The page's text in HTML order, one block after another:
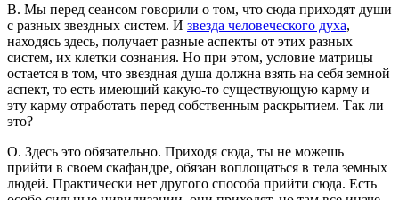
В. Мы перед сеансом говорили о том, что сюда приходят души
с разных звездных систем. И звезда человеческого духа,
находясь здесь, получает разные аспекты от этих разных
систем, их клетки сознания. Но при этом, условие матрицы
остается в том, что звездная душа должна взять на себя земной
аспект, то есть имеющий какую-то существующую карму и
эту карму отработать перед собственным раскрытием. Так ли
это?
О. Здесь это обязательно. Приходя сюда, ты не можешь
прийти в своем скафандре, обязан воплощаться в тела земных
людей. Практически нет другого способа прийти сюда. Есть